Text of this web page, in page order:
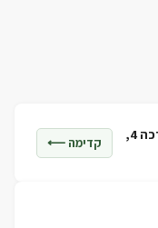
מערכה 4,
קדימה ⟵